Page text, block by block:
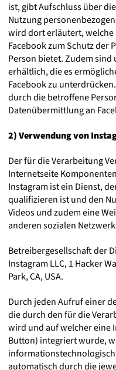
ist, gibt Aufschluss über
Nutzung
wird dort erläutert,
Facebook zum Schutz der
Person bietet. Zudem
erhältlich, die es
Facebook zu
durch die betroffene
Datenübermittlung an
2) Verwendung von
Der für die Verarbeitung
Internetseite
Instagram ist ein Dienst,
qualifizieren ist und den
Videos und zudem eine
anderen sozialen
Betreibergesellschaft der
Instagram LLC, 1 Hacker
Park, CA, USA.
Durch jeden Aufruf einer
die durch den für die
wird und auf welcher eine
Button) integriert wurde,
automatisch durch die